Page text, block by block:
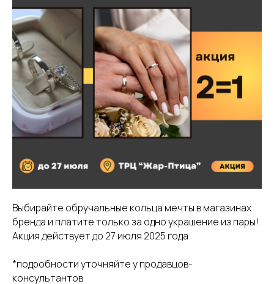
Выбирайте обручальные кольца мечты в магазинах
бренда и платите только за одно украшение из пары!
Акция действует до 27 июля 2025 года
*подробности уточняйте у продавцов-
консультантов